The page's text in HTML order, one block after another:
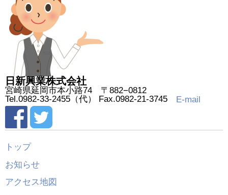
日新興業株式会社
宮崎県延岡市本小路74 〒882−0812
Tel.0982-33-2455（代） Fax.0982-21-3745
E-mail
トップ
お知らせ
アクセス地図